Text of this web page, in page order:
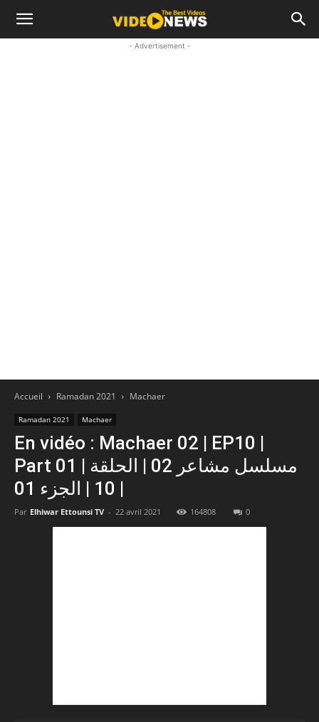
- Advertisement -
Accueil Ramadan 2021 Machaer
Ramadan 2021 Machaer
En vidéo : Machaer 02 | EP10 |
Part 01 | مسلسل مشاعر 02 | الحلقة
10 | الجزء 01 |
Par Elhiwar Ettounsi TV - 22 avril 2021 164808 0